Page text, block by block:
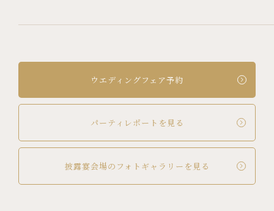
ウエディングフェア予約
パーティレポートを見る
披露宴会場のフォトギャラリーを見る